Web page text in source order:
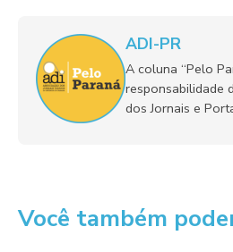
ADI-PR
A coluna “Pelo
responsabilidade
dos Jornais e
Você também